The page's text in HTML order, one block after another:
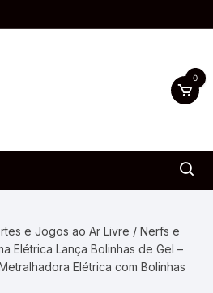
0
e Jogos ao Ar Livre /Nerfs e
Elétrica Lança Bolinhas de Gel –
Elétrica com Bolinhas